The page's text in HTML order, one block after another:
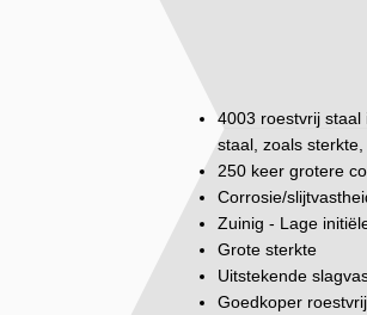
4003 roestvrij
staal, zoals
250 keer grotere
Corrosie/
Zuinig - Lage
Grote sterkte
Uitstekende
Goedkoper